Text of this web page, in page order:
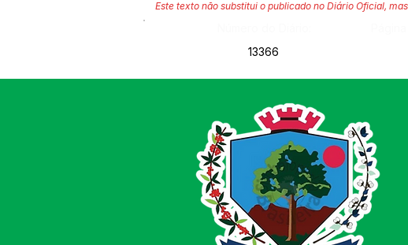
Este texto não substitui o publicado no Diário Oficial,
13366